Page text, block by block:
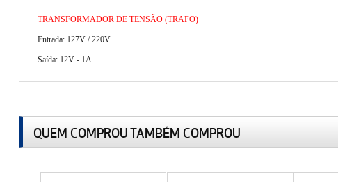
TRANSFORMADOR DE TENSÃO (TRAFO)
Entrada: 127V / 220V
Saída: 12V - 1A
QUEM COMPROU TAMBÉM COMPROU